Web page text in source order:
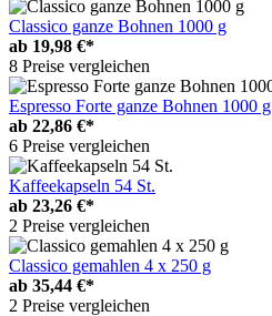
Classico ganze Bohnen 1000 g
ab 19,98 €*
8 Preise vergleichen
Espresso Forte ganze Bohnen 1000 g
ab 22,86 €*
6 Preise vergleichen
Kaffeekapseln 54 St.
ab 23,26 €*
2 Preise vergleichen
Classico gemahlen 4 x 250 g
ab 35,44 €*
2 Preise vergleichen